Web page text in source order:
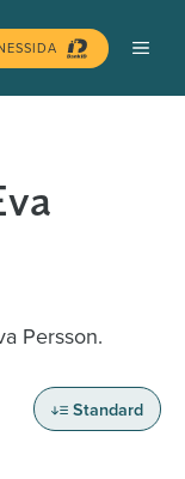
Persson.
Standard